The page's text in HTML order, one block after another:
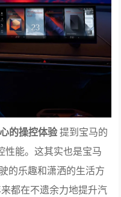
的操控体验提到宝马的
性能。这其实也是宝马
的乐趣和潇洒的生活方
都在不遗余力地提升汽